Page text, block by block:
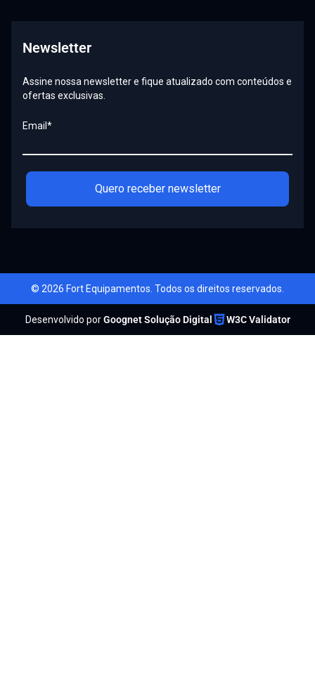
Newsletter
Assine nossa newsletter e fique atualizado com conteúdos e
ofertas exclusivas.
Email*
Quero receber newsletter
© 2026 Fort Equipamentos. Todos os direitos reservados.
Desenvolvido porGoognet Solução Digital W3C Validator